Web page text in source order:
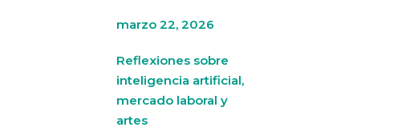
marzo 22, 2026
Reflexiones sobre
inteligencia artificial,
mercado laboral y
artes